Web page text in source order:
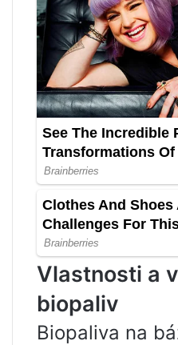
Vlastnosti a
biopaliv
Biopaliva na